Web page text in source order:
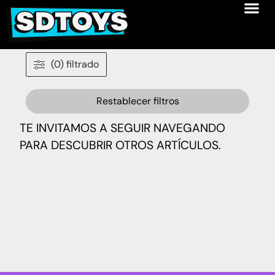
(0) filtrado
Restablecer filtros
TE INVITAMOS A SEGUIR NAVEGANDO
PARA DESCUBRIR OTROS ARTÍCULOS.